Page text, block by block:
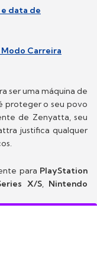
data de
Modo Carreira
ser uma máquina de
proteger o seu povo
de Zenyatta, seu
justifica qualquer
para PlayStation
X/S, Nintendo